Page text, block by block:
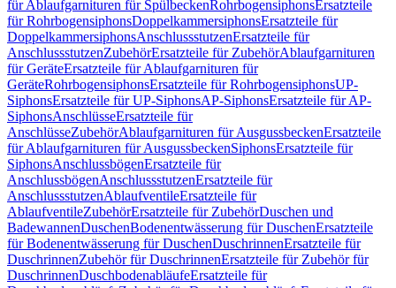
für Ablaufgarnituren für SpülbeckenRohrbogensiphonsErsatzteile
für RohrbogensiphonsDoppelkammersiphonsErsatzteile für
DoppelkammersiphonsAnschlussstutzenErsatzteile für
AnschlussstutzenZubehörErsatzteile für ZubehörAblaufgarnituren
für GeräteErsatzteile für Ablaufgarnituren für
GeräteRohrbogensiphonsErsatzteile für RohrbogensiphonsUP-
SiphonsErsatzteile für UP-SiphonsAP-SiphonsErsatzteile für AP-
SiphonsAnschlüsseErsatzteile für
AnschlüsseZubehörAblaufgarnituren für AusgussbeckenErsatzteile
für Ablaufgarnituren für AusgussbeckenSiphonsErsatzteile für
SiphonsAnschlussbögenErsatzteile für
AnschlussbögenAnschlussstutzenErsatzteile für
AnschlussstutzenAblaufventileErsatzteile für
AblaufventileZubehörErsatzteile für ZubehörDuschen und
BadewannenDuschenBodenentwässerung für DuschenErsatzteile
für Bodenentwässerung für DuschenDuschrinnenErsatzteile für
DuschrinnenZubehör für DuschrinnenErsatzteile für Zubehör für
DuschrinnenDuschbodenabläufeErsatzteile für